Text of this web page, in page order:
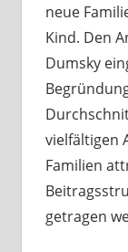
neue
Kind. Den
Dumsky
vielfältigen
Familien
getragen